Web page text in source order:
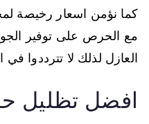
كما نؤمن اسعار رخيصة
مع الحرص على توفير
العازل لذلك لا تترددوا في
افضل تظليل